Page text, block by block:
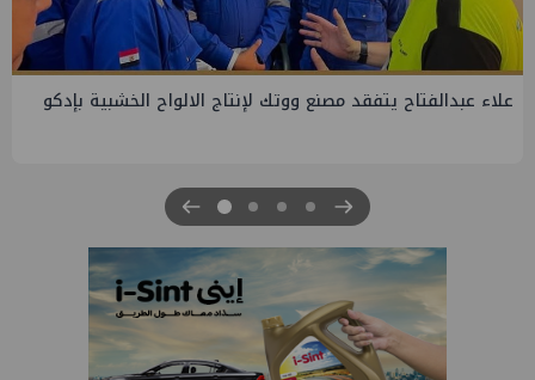
علاء عبدالفتاح يتفقد مصنع ووتك لإنتاج الالواح الخشبية بإدكو